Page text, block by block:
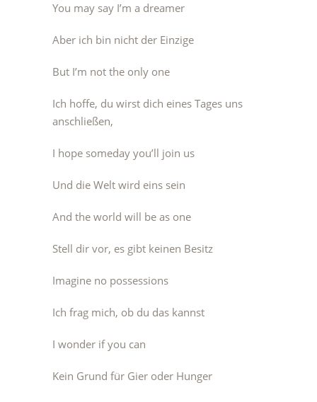
You may say I’m a dreamer
Aber ich bin nicht der Einzige
But I’m not the only one
Ich hoffe, du wirst dich eines Tages uns
anschließen,
I hope someday you’ll join us
Und die Welt wird eins sein
And the world will be as one
Stell dir vor, es gibt keinen Besitz
Imagine no possessions
Ich frag mich, ob du das kannst
I wonder if you can
Kein Grund für Gier oder Hunger